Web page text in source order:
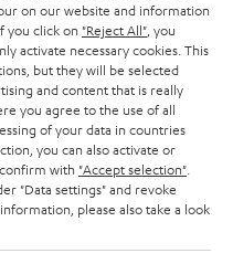
Blu-ray Player
UB154
Ultra HD 4K Blu-ray Player mit
Atmos und Multi HDR-
inklusive
für eine überragende
mit lebensechten
Kontrasten und Farben
00€
on our website and information
you click on "Reject All" , you
activate necessary cookies. This
but they will be selected
and content that is really
you agree to the use of all
of your data in countries
you can also activate or
with "Accept selection"
"Data settings" and revoke
please also take a look